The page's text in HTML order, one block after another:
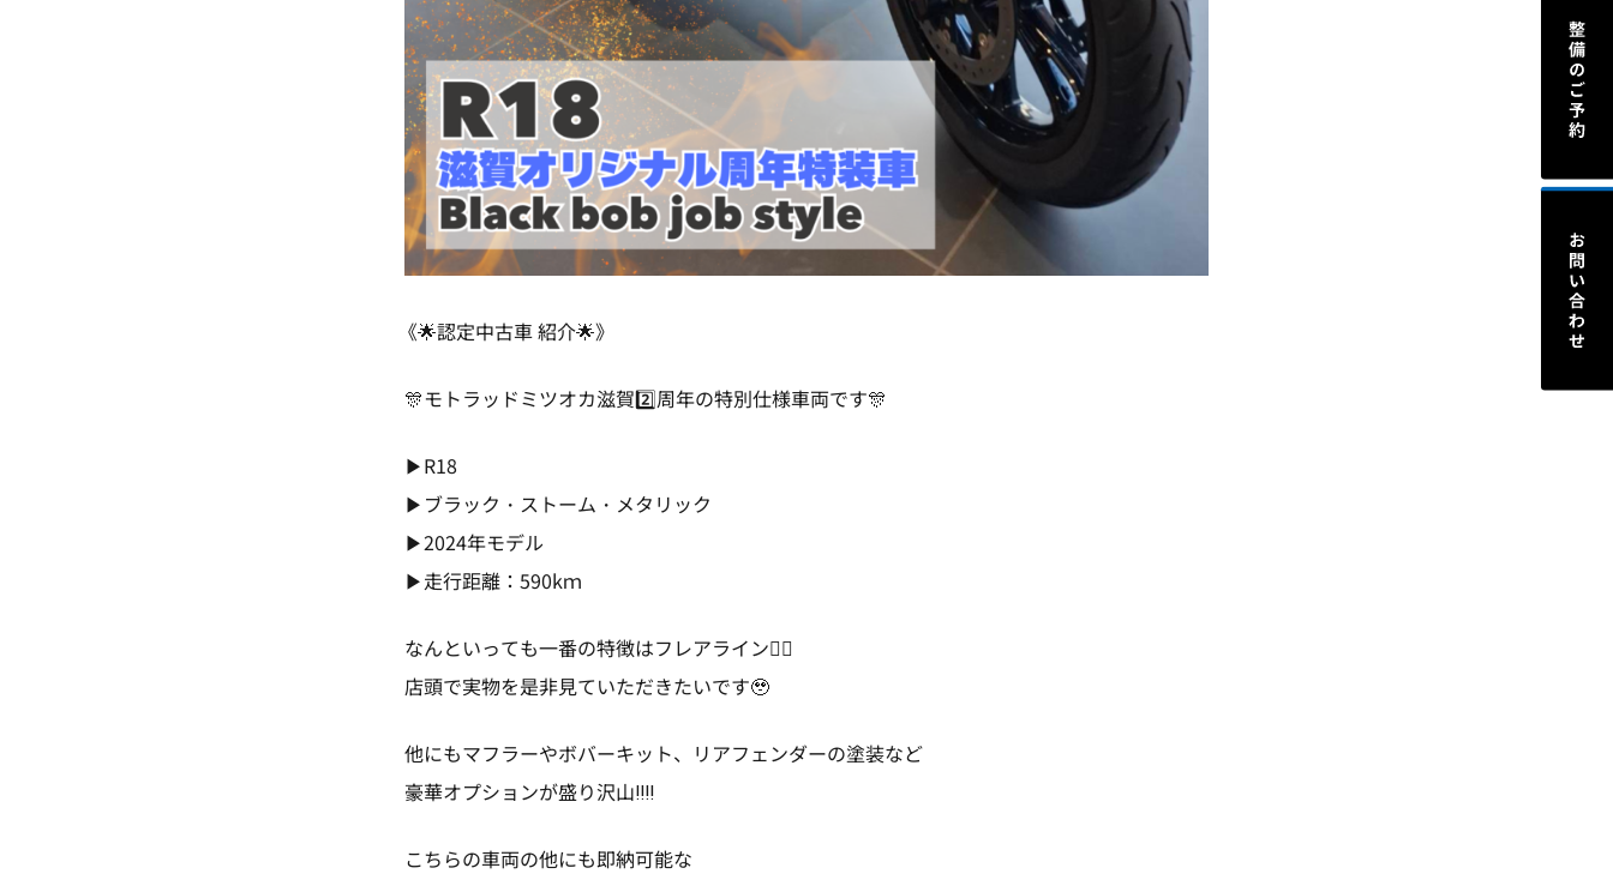
《🌟認定中古車 紹介🌟》
🎊モトラッドミツオカ滋賀2️⃣周年の特別仕様車両です🎊
▶R18
▶ブラック・ストーム・メタリック
▶2024年モデル
▶走行距離：590kｍ
なんといっても一番の特徴はフレアライン‎❤️‍🔥
店頭で実物を是非見ていただきたいです🥹
他にもマフラーやボバーキット、リアフェンダーの塗装など
豪華オプションが盛り沢山‼️‼️
こちらの車両の他にも即納可能な